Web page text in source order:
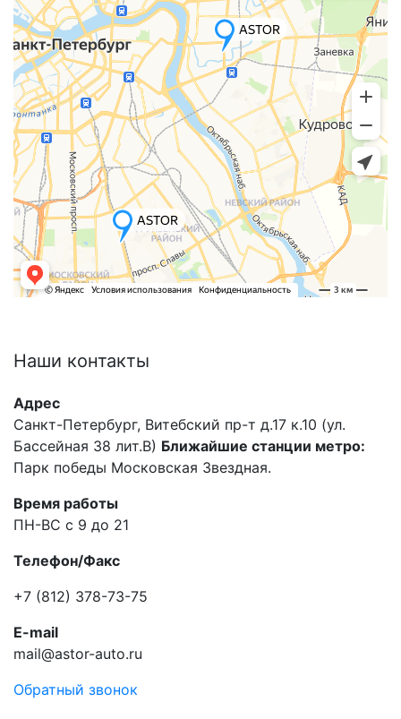
Наши контакты
Адрес
Санкт-Петербург, Витебский пр-т д.17 к.10 (ул.
Бассейная 38 лит.В) Ближайшие станции метро:
Парк победы Московская Звездная.
Время работы
ПН-ВС с 9 до 21
Телефон/Факс
+7 (812) 378-73-75
E-mail
mail@astor-auto.ru
Обратный звонок